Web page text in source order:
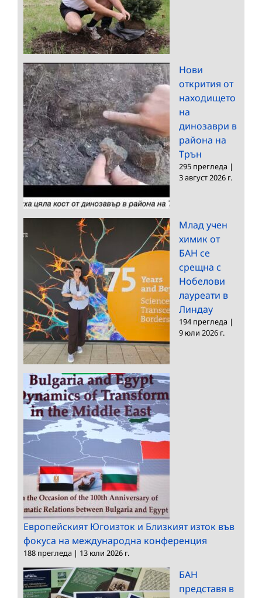
Нови
открития от
находището
на
динозаври в
района на
Трън
295 прегледа |
3 август 2026 г.
Млад учен
химик от
БАН се
срещна с
Нобелови
лауреати в
Линдау
194 прегледа |
9 юли 2026 г.
Европейският Югоизток и Близкият изток във
фокуса на международна конференция
188 прегледа | 13 юли 2026 г.
БАН
представя в